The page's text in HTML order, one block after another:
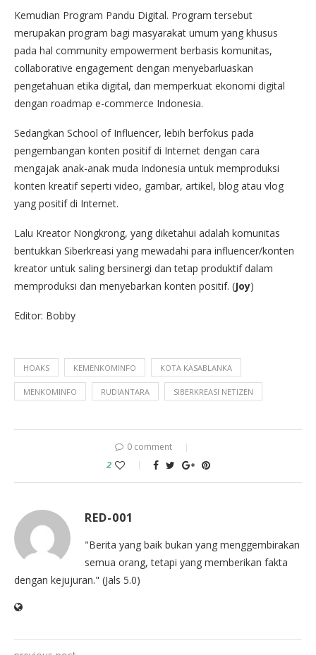
Kemudian Program Pandu Digital. Program tersebut
merupakan program bagi masyarakat umum yang khusus
pada hal community empowerment berbasis komunitas,
collaborative engagement dengan menyebarluaskan
pengetahuan etika digital, dan memperkuat ekonomi digital
dengan roadmap e-commerce Indonesia.
Sedangkan School of Influencer, lebih berfokus pada
pengembangan konten positif di Internet dengan cara
mengajak anak-anak muda Indonesia untuk memproduksi
konten kreatif seperti video, gambar, artikel, blog atau vlog
yang positif di Internet.
Lalu Kreator Nongkrong, yang diketahui adalah komunitas
bentukkan Siberkreasi yang mewadahi para influencer/konten
kreator untuk saling bersinergi dan tetap produktif dalam
memproduksi dan menyebarkan konten positif. (Joy)
Editor: Bobby
HOAKS KEMENKOMINFO KOTA KASABLANKA
MENKOMINFO RUDIANTARA SIBERKREASI NETIZEN
0 comment
2
RED-001
"Berita yang baik bukan yang menggembirakan
semua orang, tetapi yang memberikan fakta
dengan kejujuran." (Jals 5.0)